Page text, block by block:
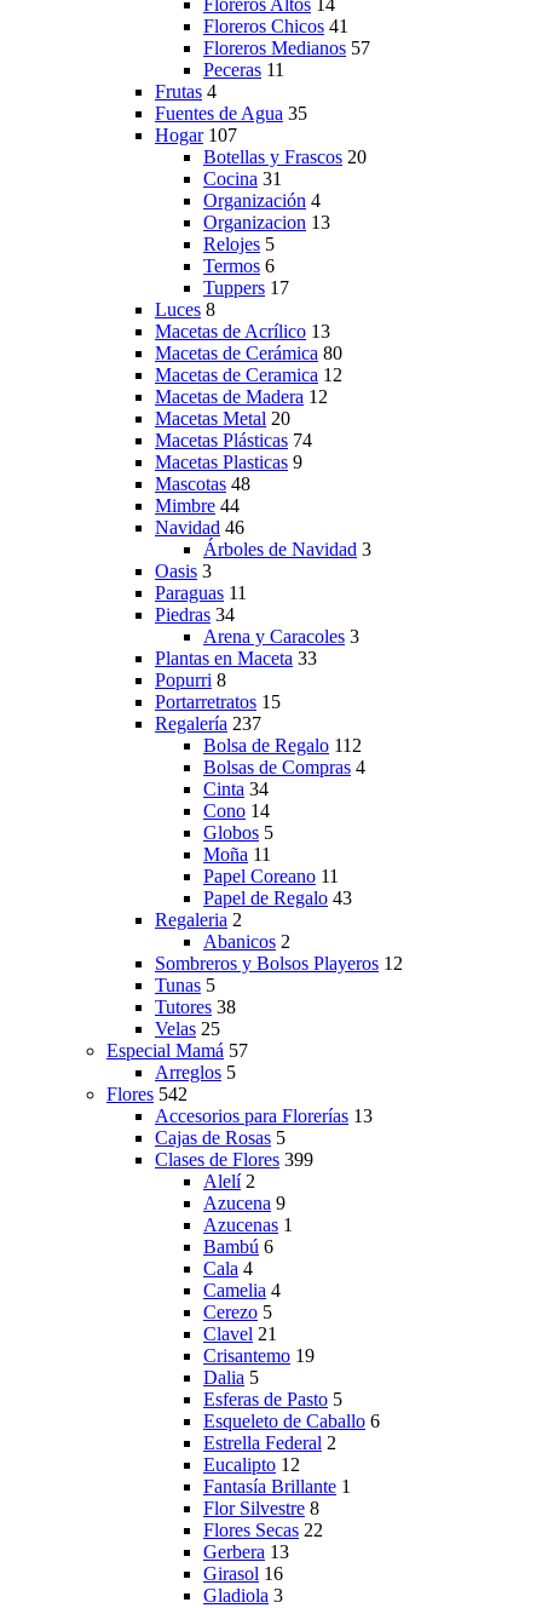
Floreros Chicos 41
Floreros Medianos 57
Peceras 11
Frutas 4
Fuentes de Agua 35
Hogar 107
Botellas y Frascos 20
Cocina 31
Organización 4
Organizacion 13
Relojes 5
Termos 6
Tuppers 17
Luces 8
Macetas de Acrílico 13
Macetas de Cerámica 80
Macetas de Ceramica 12
Macetas de Madera 12
Macetas Metal 20
Macetas Plásticas 74
Macetas Plasticas 9
Mascotas 48
Mimbre 44
Navidad 46
Árboles de Navidad 3
Oasis 3
Paraguas 11
Piedras 34
Arena y Caracoles 3
Plantas en Maceta 33
Popurri 8
Portarretratos 15
Regalería 237
Bolsa de Regalo 112
Bolsas de Compras 4
Cinta 34
Cono 14
Globos 5
Moña 11
Papel Coreano 11
Papel de Regalo 43
Regaleria 2
Abanicos 2
Sombreros y Bolsos Playeros 12
Tunas 5
Tutores 38
Velas 25
Especial Mamá 57
Arreglos 5
Flores 542
Accesorios para Florerías 13
Cajas de Rosas 5
Clases de Flores 399
Alelí 2
Azucena 9
Azucenas 1
Bambú 6
Cala 4
Camelia 4
Cerezo 5
Clavel 21
Crisantemo 19
Dalia 5
Esferas de Pasto 5
Esqueleto de Caballo 6
Estrella Federal 2
Eucalipto 12
Fantasía Brillante 1
Flor Silvestre 8
Flores Secas 22
Gerbera 13
Girasol 16
Gladiola 3